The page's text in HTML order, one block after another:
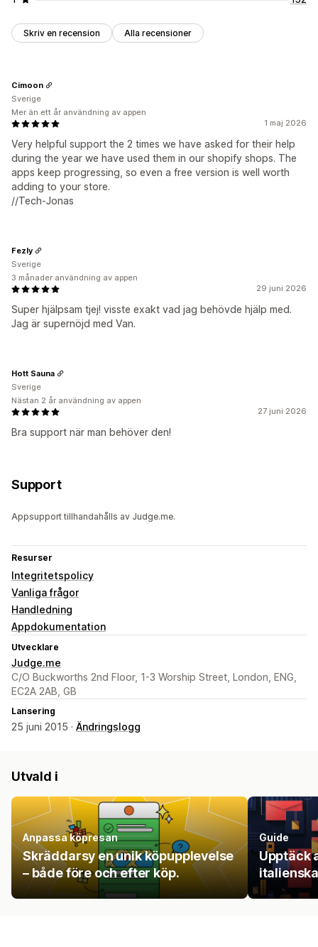
Skriv en recension Alla recensioner
1 maj 2026
Very helpful support the 2 times we have asked for their help
during the year we have used them in our shopify shops. The
apps keep progressing, so even a free version is well worth
adding to your store.
//Tech-Jonas
Cimoon
Sverige
Mer än ett år användning av appen
29 juni 2026
Super hjälpsam tjej! visste exakt vad jag behövde hjälp med.
Jag är supernöjd med Van.
Fezly
Sverige
3 månader användning av appen
27 juni 2026
Bra support när man behöver den!
Hott Sauna
Sverige
Nästan 2 år användning av appen
Support
Appsupport tillhandahålls av Judge.me.
Resurser
Integritetspolicy
Vanliga frågor
Handledning
Appdokumentation
Utvecklare
Judge.me
C/O Buckworths 2nd Floor, 1-3 Worship Street, London, ENG,
EC2A 2AB, GB
Lansering
25 juni 2015 · Ändringslogg
Utvald i
Anpassa köpresan
Skräddarsy en unik köpupplevelse
– både före och efter köp.
Guide
Upptäck